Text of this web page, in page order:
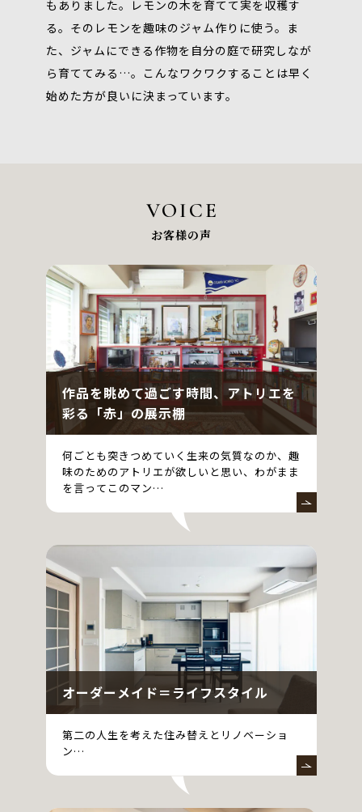
もありました。レモンの木を育てて実を収穫す
る。そのレモンを趣味のジャム作りに使う。ま
た、ジャムにできる作物を自分の庭で研究しなが
ら育ててみる…。こんなワクワクすることは早く
始めた方が良いに決まっています。
VOICE
お客様の声
作品を眺めて過ごす時間、アトリエを
彩る「赤」の展示棚
何ごとも突きつめていく生来の気質なのか、趣
味のためのアトリエが欲しいと思い、わがまま
を言ってこのマン…
オーダーメイド＝ライフスタイル
第二の人生を考えた住み替えとリノベーショ
ン…